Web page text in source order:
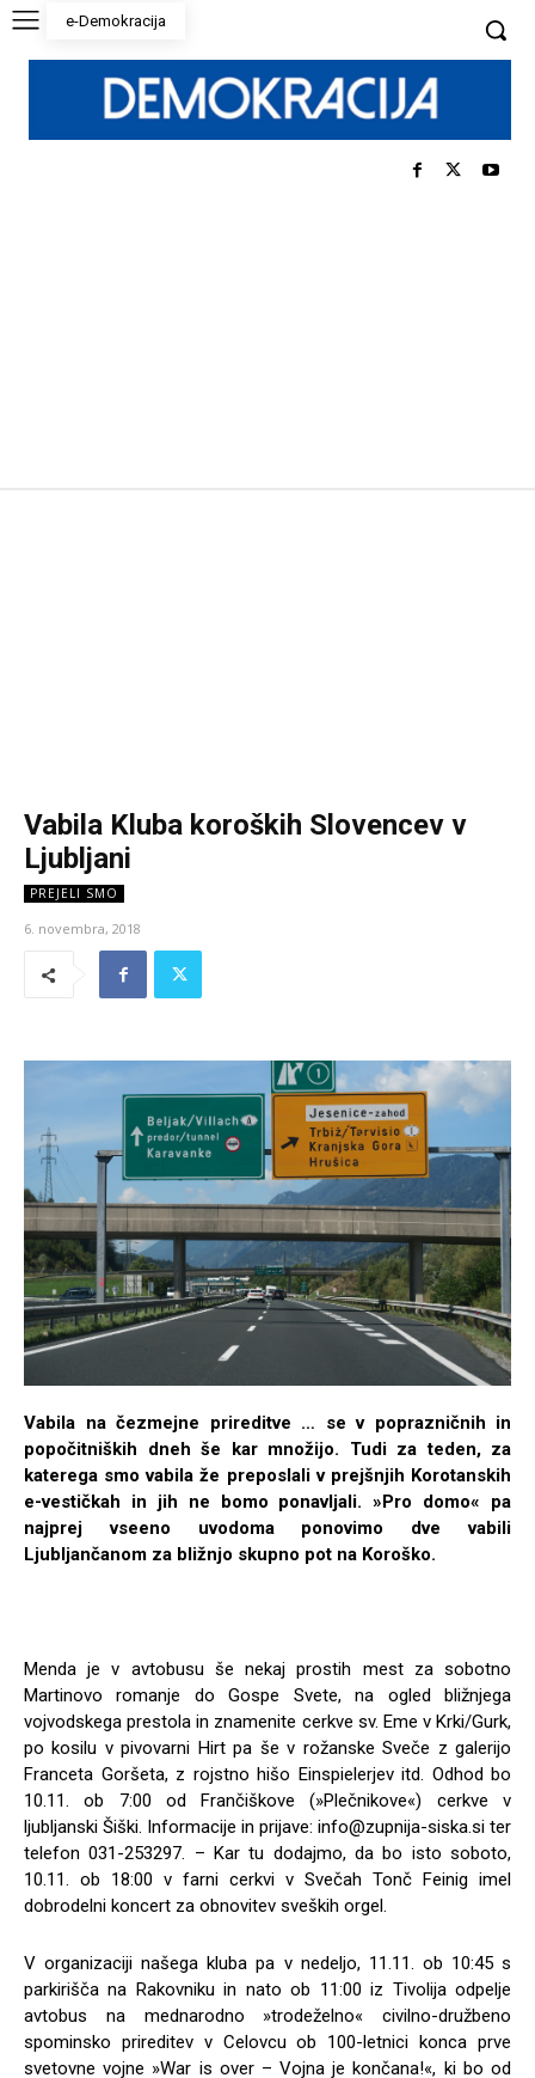
e-Demokracija
Vabila Kluba koroških Slovencev v
Ljubljani
PREJELI SMO
6. novembra, 2018
Vabila na čezmejne prireditve … se v poprazničnih in
popočitniških dneh še kar množijo. Tudi za teden, za
katerega smo vabila že preposlali v prejšnjih Korotanskih
e-vestičkah in jih ne bomo ponavljali. »Pro domo« pa
najprej vseeno uvodoma ponovimo dve vabili
Ljubljančanom za bližnjo skupno pot na Koroško.
Menda je v avtobusu še nekaj prostih mest za sobotno
Martinovo romanje do Gospe Svete, na ogled bližnjega
vojvodskega prestola in znamenite cerkve sv. Eme v Krki/Gurk,
po kosilu v pivovarni Hirt pa še v rožanske Sveče z galerijo
Franceta Goršeta, z rojstno hišo Einspielerjev itd. Odhod bo
10.11. ob 7:00 od Frančiškove (»Plečnikove«) cerkve v
ljubljanski Šiški. Informacije in prijave: info@zupnija-siska.si ter
telefon 031-253297. – Kar tu dodajmo, da bo isto soboto,
10.11. ob 18:00 v farni cerkvi v Svečah Tonč Feinig imel
dobrodelni koncert za obnovitev sveških orgel.
V organizaciji našega kluba pa v nedeljo, 11.11. ob 10:45 s
parkirišča na Rakovniku in nato ob 11:00 iz Tivolija odpelje
avtobus na mednarodno »trodeželno« civilno-družbeno
spominsko prireditev v Celovcu ob 100-letnici konca prve
svetovne vojne »War is over – Vojna je končana!«, ki bo od